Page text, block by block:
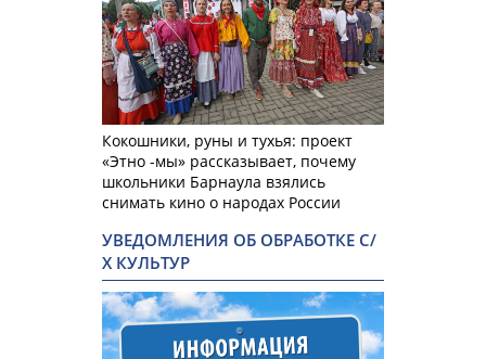
Кокошники, руны и тухья: проект
«Этно -мы» рассказывает, почему
школьники Барнаула взялись
снимать кино о народах России
УВЕДОМЛЕНИЯ ОБ ОБРАБОТКЕ С/
Х КУЛЬТУР